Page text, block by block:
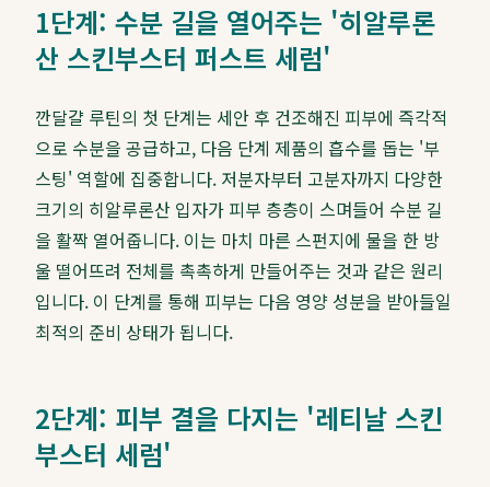
1단계: 수분 길을 열어주는 '히알루론
산 스킨부스터 퍼스트 세럼'
깐달걀 루틴의 첫 단계는 세안 후 건조해진 피부에 즉각적
으로 수분을 공급하고, 다음 단계 제품의 흡수를 돕는 '부
스팅' 역할에 집중합니다. 저분자부터 고분자까지 다양한
크기의 히알루론산 입자가 피부 층층이 스며들어 수분 길
을 활짝 열어줍니다. 이는 마치 마른 스펀지에 물을 한 방
울 떨어뜨려 전체를 촉촉하게 만들어주는 것과 같은 원리
입니다. 이 단계를 통해 피부는 다음 영양 성분을 받아들일
최적의 준비 상태가 됩니다.
2단계: 피부 결을 다지는 '레티날 스킨
부스터 세럼'